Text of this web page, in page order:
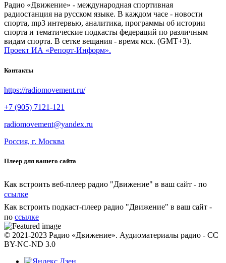
Радио «Движение» - международная спортивная
радиостанция на русском языке. В каждом часе - новости
спорта, mp3 интервью, аналитика, программы об истории
спорта и тематические подкасты федераций по различным
видам спорта. В сетке вещания - время мск. (GMT+3).
Проект ИА «Репорт-Информ».
Контакты
https://radiomovement.ru/
+7 (905) 7121-121
radiomovement@yandex.ru
Россия, г. Москва
Плеер для вашего сайта
Как встроить веб-плеер радио "Движение" в ваш сайт - по
ссылке
Как встроить подкаст-плеер радио "Движение" в ваш сайт -
по ссылке
© 2021-2023 Радио «Движение». Аудиоматериалы радио - CC
BY-NC-ND 3.0